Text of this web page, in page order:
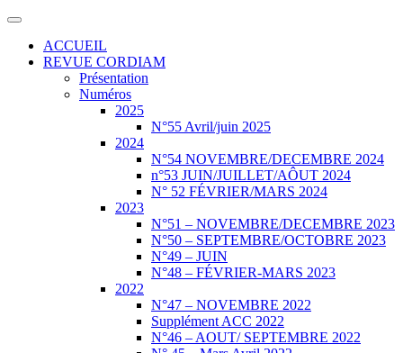
ACCUEIL
REVUE CORDIAM
Présentation
Numéros
2025
N°55 Avril/juin 2025
2024
N°54 NOVEMBRE/DECEMBRE 2024
n°53 JUIN/JUILLET/AÔUT 2024
N° 52 FÉVRIER/MARS 2024
2023
N°51 – NOVEMBRE/DECEMBRE 2023
N°50 – SEPTEMBRE/OCTOBRE 2023
N°49 – JUIN
N°48 – FÉVRIER-MARS 2023
2022
N°47 – NOVEMBRE 2022
Supplément ACC 2022
N°46 – AOUT/ SEPTEMBRE 2022